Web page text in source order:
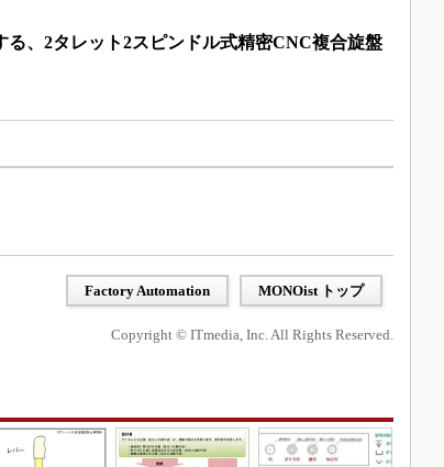
る、2タレット2スピンドル式精密CNC複合旋盤
Factory Automation MONOist トップ
Copyright © ITmedia, Inc. All Rights Reserved.